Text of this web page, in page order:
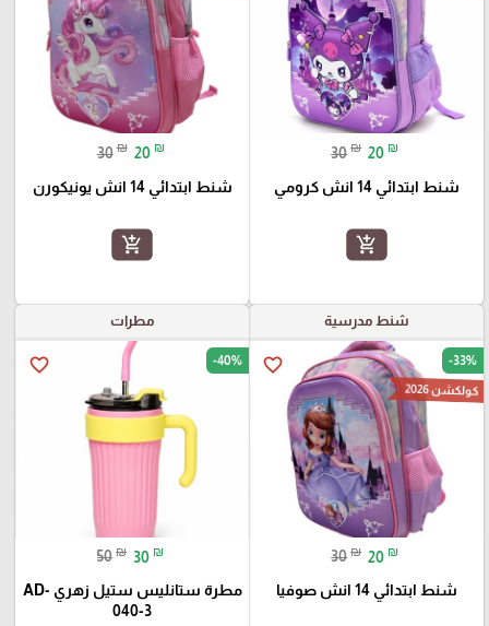
30 ₪ 20 ₪
شنط ابتدائي 14 انش كرومي
add_shopping_cart
30 ₪ 20 ₪
شنط ابتدائي 14 انش يونيكورن
add_shopping_cart
شنط مدرسية
favorite_border -33%
كولكشن 2026
30 ₪ 20 ₪
شنط ابتدائي 14 انش صوفيا
مطرات
favorite_border -40%
50 ₪ 30 ₪
مطرة ستانليس ستيل زهري AD-
040-3